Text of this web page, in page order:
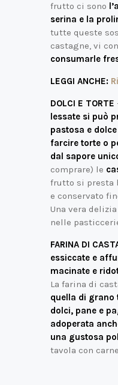
frutto ci sono
serina e la
tutte queste
castagne, vi
consumarle
LEGGI ANCHE:
DOLCI E TORTE
lessate si può
pastosa e
farcire torte o
dal sapore
comprare) le
frutto si presta
e conservato
Una vera
nelle
FARINA DI
essiccate e
macinate e
La farina di
quella di grano
dolci, pane e
adoperata
una gustosa
tavola con